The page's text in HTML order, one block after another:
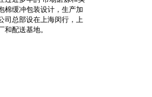
棉缓冲包装设计，生产加
司总部设在上海闵行，上
配送基地。